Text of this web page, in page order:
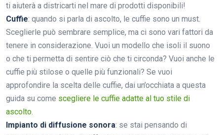
ti aiuterà a districarti nel mare di prodotti disponibili!
Cuffie: quando si parla di ascolto, le cuffie sono un must.
Sceglierle può sembrare semplice, ma ci sono vari fattori da
tenere in considerazione. Vuoi un modello che isoli il suono
o che ti permetta di sentire ciò che ti circonda? Vuoi anche le
cuffie più stilose o quelle più funzionali? Se vuoi
approfondire la scelta delle cuffie, dai un’occhiata a questa
guida su come scegliere le cuffie adatte al tuo stile di
ascolto.
Impianto di diffusione sonora: se stai pensando di